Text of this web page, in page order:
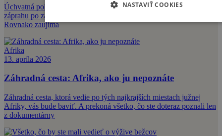
Úchvatná polárna žiara, magické ľadové fjordy alebo jazda v sobom
záprahu po zamrznutých pláňach. Zima v Škandinávii je úžasná.
Rovnako zaujíma
Afrika
13. apríla 2026
Záhradná cesta: Afrika, ako ju nepoznáte
Záhradná cesta, ktorá vedie po tých najkrajších miestach južnej
Afriky, vás bude baviť. A prekoná všetko, čo ste doteraz poznali len
z dokumentárny
NASTAVIŤ COOKIES